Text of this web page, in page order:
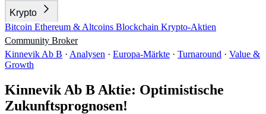
Krypto
Bitcoin Ethereum & Altcoins Blockchain Krypto-Aktien
Community Broker
Kinnevik Ab B · Analysen · Europa-Märkte · Turnaround · Value &
Growth
Kinnevik Ab B Aktie: Optimistische
Zukunftsprognosen!